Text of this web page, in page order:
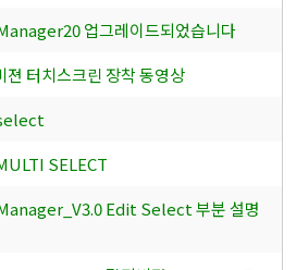
업그레이드되었습니다
젼 터치스크린 장착 동영상
SELECT
Edit Select 부분 설명